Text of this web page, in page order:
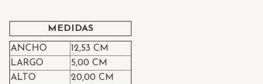
MEDIDAS
ANCHO
12,53 CM
LARGO
5,00 CM
ALTO
20,00 CM